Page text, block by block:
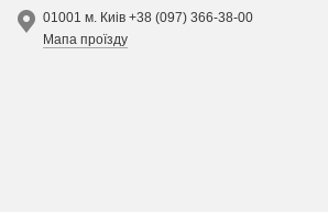
01001 м. Киів +38 (097) 366-38-00
Мапа проїзду